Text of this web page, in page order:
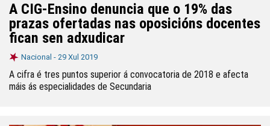
A CIG-Ensino denuncia que o 19% das
prazas ofertadas nas oposicións docentes
fican sen adxudicar
Nacional - 29 Xul 2019
A cifra é tres puntos superior á convocatoria de 2018 e afecta
máis ás especialidades de Secundaria